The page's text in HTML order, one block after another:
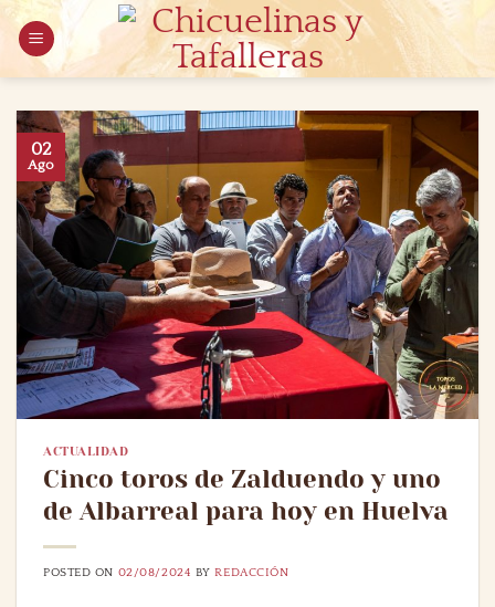
Saltar
contenido
02
Ago
ACTUALIDAD
Cinco toros de Zalduendo y uno
de Albarreal para hoy en Huelva
POSTED ON 02/08/2024 BYREDACCIÓN